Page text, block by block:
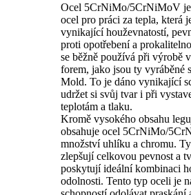
Ocel 5CrNiMo/5CrNiMoV je
ocel pro práci za tepla, která
vynikající houževnatostí,
proti opotřebení a
se běžně používá při výrobě
forem, jako jsou ty vyráběné
Mold. To je dáno vynikající
udržet si svůj tvar i při
teplotám a tlaku.
Kromě vysokého obsahu
obsahuje ocel 5CrNiMo/
množství uhlíku a chromu.
zlepšují celkovou pevnost a
poskytují ideální kombinaci
odolnosti. Tento typ oceli je